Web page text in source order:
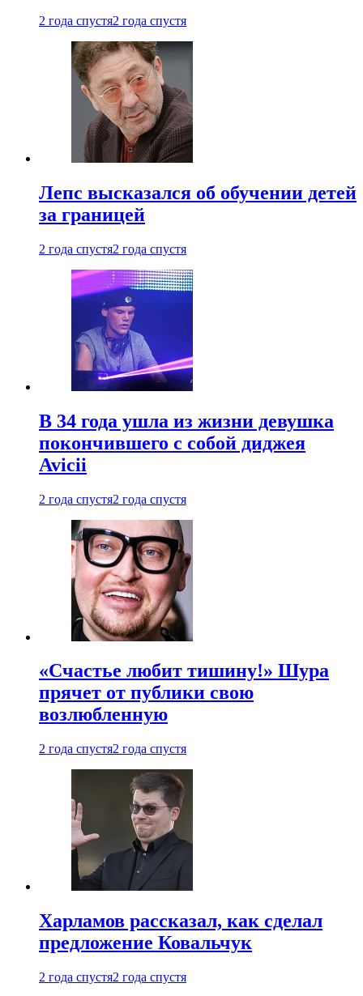
2 года спустя2 года спустя
Лепс высказался об обучении детей
за границей
2 года спустя2 года спустя
В 34 года ушла из жизни девушка
покончившего с собой диджея
Avicii
2 года спустя2 года спустя
«Счастье любит тишину!» Шура
прячет от публики свою
возлюбленную
2 года спустя2 года спустя
Харламов рассказал, как сделал
предложение Ковальчук
2 года спустя2 года спустя